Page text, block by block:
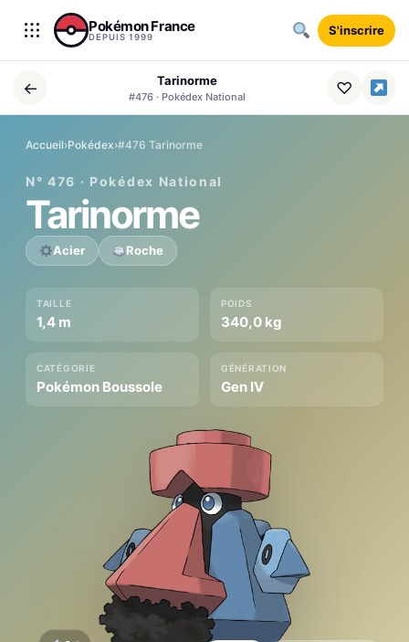
Aller au contenu
Pokémon France
DEPUIS 1999 S'inscrire
← Tarinorme
#476 · Pokédex National ♡
Accueil›Pokédex›#476 Tarinorme
N° 476 · Pokédex National
Tarinorme
Acier Roche
TAILLE
1,4 m
POIDS
340,0 kg
CATÉGORIE
Pokémon Boussole
GÉNÉRATION
Gen IV